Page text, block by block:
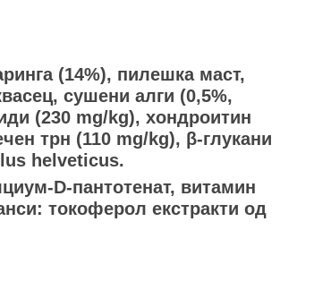
(14%), пилешка маст,
сушени алги (0,5%,
(230 mg/kg), хондроитин
трн (110 mg/kg), β-глукани
helveticus.
D-пантотенат, витамин
токоферол екстракти од